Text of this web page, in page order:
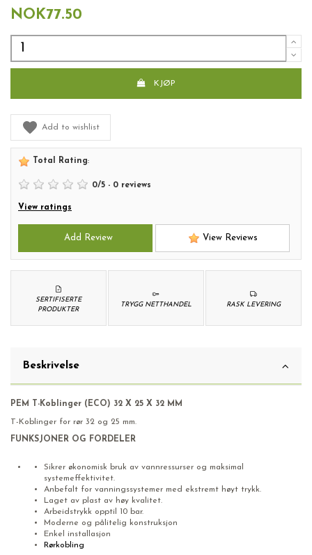
NOK77.50
KJØP
Add to wishlist
Total Rating:
0/5 - 0 reviews
View ratings
Add Review View Reviews
RASK LEVERING
TRYGG NETTHANDEL
SERTIFISERTE
PRODUKTER
Beskrivelse
PEM T-Koblinger (ECO) 32 X 25 X 32 MM
T-Koblinger for rør 32 og 25 mm.
FUNKSJONER OG FORDELER
Sikrer økonomisk bruk av vannressurser og maksimal
systemeffektivitet.
Anbefalt for vanningssystemer med ekstremt høyt trykk.
Laget av plast av høy kvalitet.
Arbeidstrykk opptil 10 bar.
Moderne og pålitelig konstruksjon
Enkel installasjon
Rørkobling